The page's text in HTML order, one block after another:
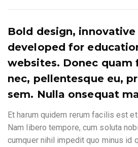
Bold design,
developed for
websites. Donec quam
nec, pellentesque eu,
sem. Nulla onsequat
Et harum quidem rerum facilis est
Nam libero tempore, cum soluta
cumquer nihil impedit quo minus id